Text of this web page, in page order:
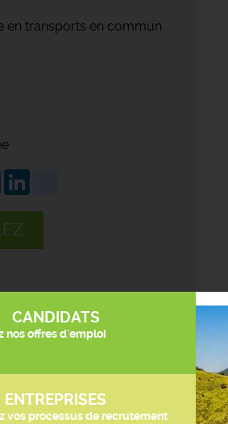
en transports en commun.
Twitter
CANDIDATS
nos offres d'emploi
ENTREPRISES
vos processus de recrutement